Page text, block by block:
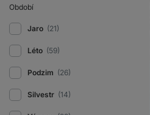
Období
Jaro (21)
Léto (59)
Podzim (26)
Silvestr (14)